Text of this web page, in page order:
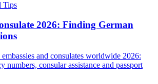
Tips
2026: Finding German
and consulates worldwide 2026:
numbers, consular assistance and passport